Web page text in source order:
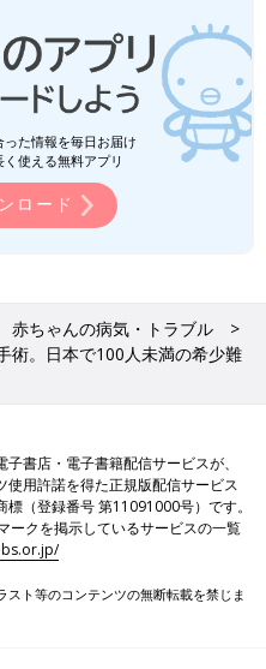
た情報を毎日お届け
使える無料アプリ
ロード
赤ちゃんの病気・トラブル
術。日本で100人未満の希少難
書店・電子書籍配信サービスが、
使用許諾を得た正規版配信サービス
（登録番号 第11091000号）です。
ークを掲示しているサービスの一覧
ト等のコンテンツの無断転載を禁じま